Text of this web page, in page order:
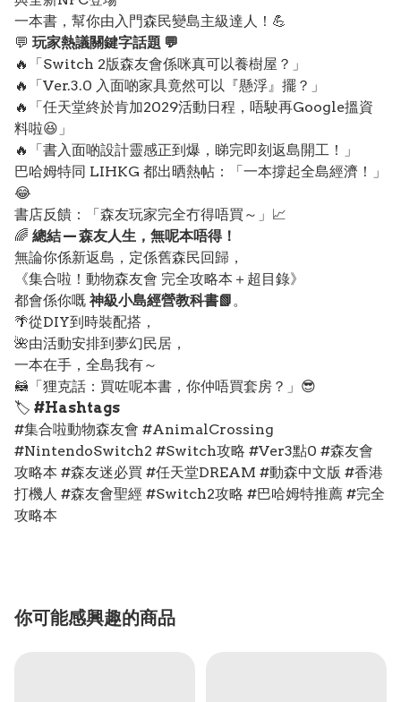
一本書，幫你由入門森民變島主級達人！💪
💬 玩家熱議關鍵字話題 💬
🔥「Switch 2版森友會係咪真可以養樹屋？」
🔥「Ver.3.0 入面啲家具竟然可以『懸浮』擺？」
🔥「任天堂終於肯加2029活動日程，唔駛再Google搵資
料啦😆」
🔥「書入面啲設計靈感正到爆，睇完即刻返島開工！」
巴哈姆特同 LIHKG 都出晒熱帖：「一本撐起全島經濟！」
😂
書店反饋：「森友玩家完全冇得唔買～」📈
🌈 總結 — 森友人生，無呢本唔得！
無論你係新返島，定係舊森民回歸，
《集合啦！動物森友會 完全攻略本＋超目錄》
都會係你嘅 神級小島經營教科書📗。
🌴從DIY到時裝配搭，
🌺由活動安排到夢幻民居，
一本在手，全島我有～
🦝「狸克話：買咗呢本書，你仲唔買套房？」😎
🏷️ #Hashtags
#集合啦動物森友會 #AnimalCrossing
#NintendoSwitch2 #Switch攻略 #Ver3點0 #森友會
攻略本 #森友迷必買 #任天堂DREAM #動森中文版 #香港
打機人 #森友會聖經 #Switch2攻略 #巴哈姆特推薦 #完全
攻略本
你可能感興趣的商品